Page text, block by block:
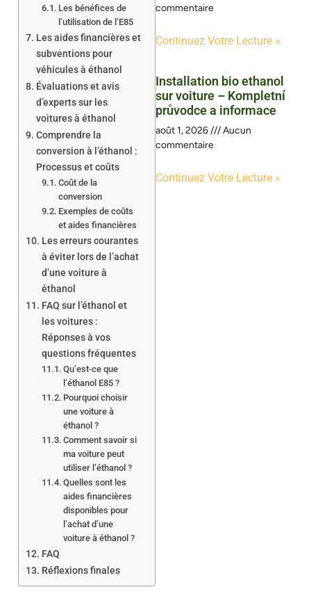
Les bénéfices de
l’utilisation de l’E85
Les aides financières et
subventions pour
véhicules à éthanol
Évaluations et avis
d’experts sur les
voitures à éthanol
Comprendre la
conversion à l’éthanol :
Processus et coûts
Coût de la
conversion
Exemples de coûts
et aides financières
Les erreurs courantes
à éviter lors de l’achat
d’une voiture à
éthanol
FAQ sur l’éthanol et
les voitures :
Réponses à vos
questions fréquentes
Qu’est-ce que
l’éthanol E85 ?
Pourquoi choisir
une voiture à
éthanol ?
Comment savoir si
ma voiture peut
utiliser l’éthanol ?
Quelles sont les
aides financières
disponibles pour
l’achat d’une
voiture à éthanol ?
FAQ
Réflexions finales
commentaire
Continuez Votre Lecture »
Installation bio ethanol
sur voiture – Kompletní
průvodce a informace
août 1, 2026
Aucun
commentaire
Continuez Votre Lecture »